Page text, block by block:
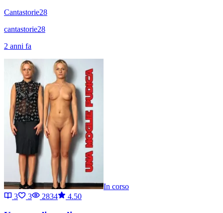
Cantastorie28
cantastorie28
2 anni fa
In corso
3
3 2834 4.50